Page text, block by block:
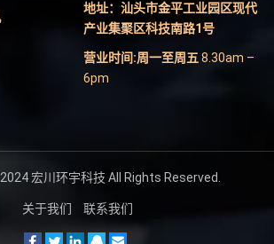
地址：汕头市金平工业园区现代
产业集聚区科技南路1号
营业时间:周一至周五8.30am –
6pm
宏川环宇科技 All Rights Reserved.
关于我们 联系我们